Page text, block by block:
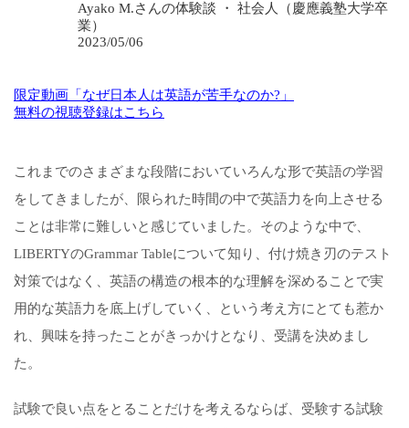
Ayako M.さんの体験談 ・ 社会人（慶應義塾大学卒
業）
2023/05/06
限定動画「なぜ日本人は英語が苦手なのか?」
無料の視聴登録はこちら
これまでのさまざまな段階においていろんな形で英語の学習
をしてきましたが、限られた時間の中で英語力を向上させる
ことは非常に難しいと感じていました。そのような中で、
LIBERTYのGrammar Tableについて知り、付け焼き刃のテスト
対策ではなく、英語の構造の根本的な理解を深めることで実
用的な英語力を底上げしていく、という考え方にとても惹か
れ、興味を持ったことがきっかけとなり、受講を決めまし
た。
試験で良い点をとることだけを考えるならば、受験する試験